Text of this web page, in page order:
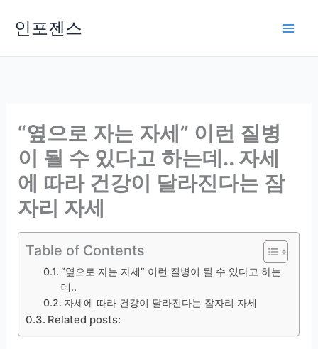
인포젠스
“옆으로 자는 자세” 이런 질병
이 될 수 있다고 하는데.. 자세
에 따라 건강이 달라진다는 잠
자리 자세
Table of Contents
“옆으로 자는 자세” 이런 질병이 될 수 있다고 하는
데..
자세에 따라 건강이 달라진다는 잠자리 자세
Related posts: